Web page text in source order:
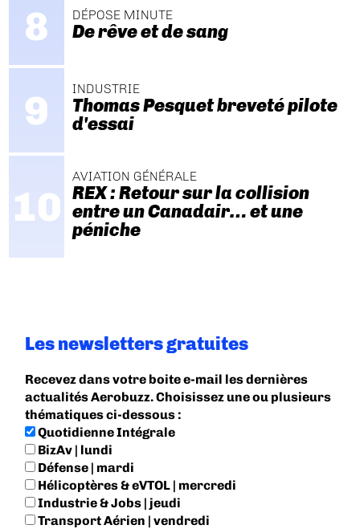
DÉPOSE MINUTE
De rêve et de sang
INDUSTRIE
Thomas Pesquet breveté pilote
d'essai
AVIATION GÉNÉRALE
REX : Retour sur la collision
entre un Canadair… et une
péniche
Les newsletters gratuites
Recevez dans votre boite e-mail les dernières
actualités Aerobuzz. Choisissez une ou plusieurs
thématiques ci-dessous :
Quotidienne Intégrale
BizAv | lundi
Défense | mardi
Hélicoptères & eVTOL | mercredi
Industrie & Jobs | jeudi
Transport Aérien | vendredi